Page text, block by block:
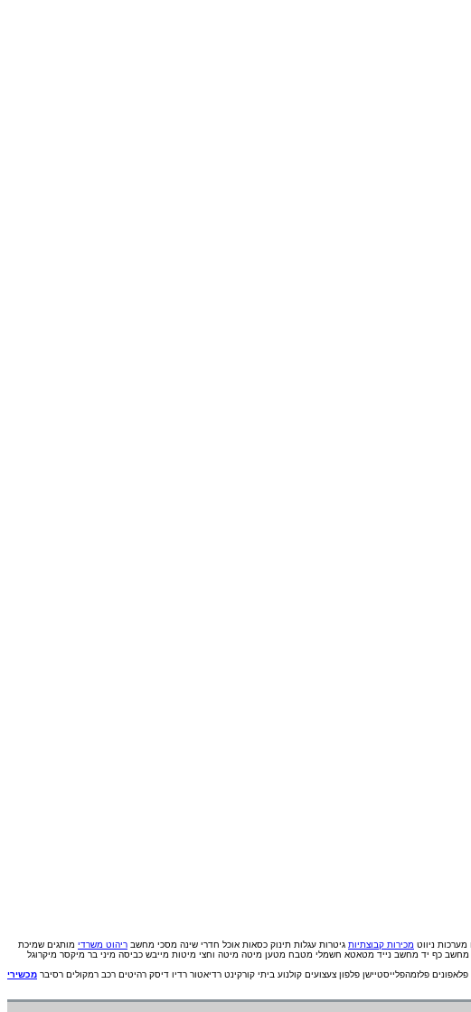
מערכות ניווט מכירות קבוצתיות גיטרות עגלות תינוק כסאות אוכל חדרי שינה מסכי מחשב ריהוט משרדי מותגים שמיכת
מחשב כף יד מחשב נייד מטאטא חשמלי מטבח מטען מיטה מיטה וחצי מיטות מייבש כביסה מיני בר מיקסר מיקרוגל
פלאפונים פלזמהפלייסטיישן פלפון צעצועים קולנוע ביתי קורקינט רדיאטור רדיו דיסק רהיטים רכב רמקולים רסיבר מכשירי